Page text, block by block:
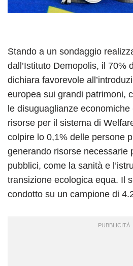
Stando a un sondaggio
dall’Istituto Demopolis, il 70%
dichiara favorevole
europea sui grandi patrimoni,
le disuguaglianze
risorse per il sistema di
colpire lo 0,1% delle persone
generando risorse necessarie
pubblici, come la sanità e
transizione ecologica equa. Il
condotto su un campione di